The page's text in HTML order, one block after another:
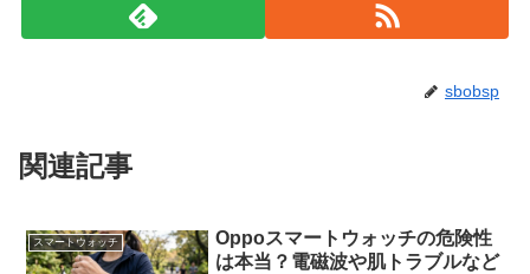
sbobsp
関連記事
スマートウォッチ
Oppoスマートウォッチの危険性
は本当？電磁波や肌トラブルなど